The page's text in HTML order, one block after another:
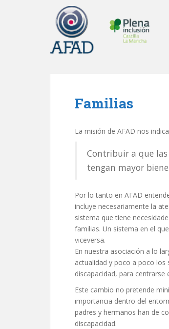
Familias
La misión de AFAD nos
Contribuir a que
tengan mayor
Por lo tanto en AFAD
incluye necesariamente la
sistema que tiene
familias. Un sistema en el
viceversa.
En nuestra asociación a lo
actualidad y poco a poco los
discapacidad, para centrarse
Este cambio no pretende
importancia dentro del
padres y hermanos han de
discapacidad.